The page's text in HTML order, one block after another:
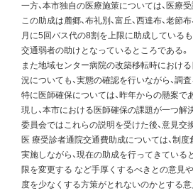
一方、本市独自の医療施策については、医療
この助成は麓郷、布礼別、富丘、西達布、老節
月に5回バス代の8割を上限に助成している
交通弱者の助けとなっているところである。
また地域センター病院の改築移転時におけ
況についても、実態の確認を行いながら、調
特に医師確保については、昨年からの懸案
現し、本市における医師確保の課題が一つ解
委員会ではこれらの説明を受けた後、意見交
医 療受診者通院交通費助成については、制度
実施しながら、現在の助成を行ってきている
限を変更する など手厚くするべきとの意見や
度を少なくする方策がとれないのかとする意